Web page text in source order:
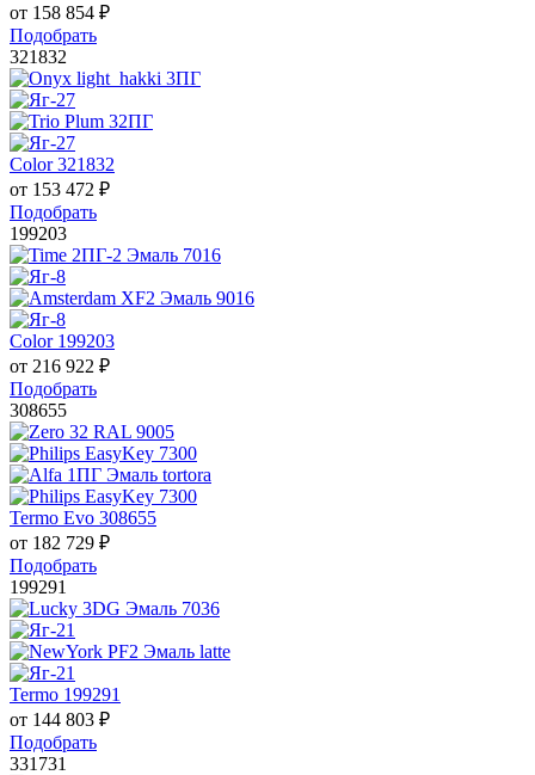
от 158 854 ₽
Подобрать
321832
Color 321832
от 153 472 ₽
Подобрать
199203
Color 199203
от 216 922 ₽
Подобрать
308655
Termo Evo 308655
от 182 729 ₽
Подобрать
199291
Termo 199291
от 144 803 ₽
Подобрать
331731